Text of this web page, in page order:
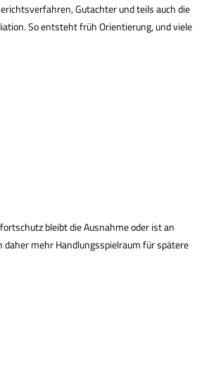
Gutachter und teils auch die
So entsteht früh Orientierung, und viele
bleibt die Ausnahme oder ist an
mehr Handlungsspielraum für spätere